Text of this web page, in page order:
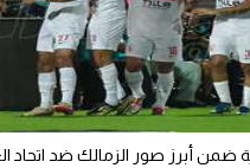
ضمن أبرز صور الزمالك ضد اتحاد